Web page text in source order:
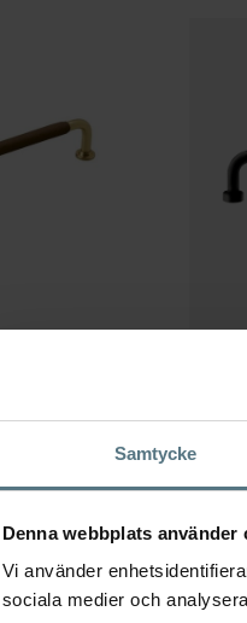
Samtycke
Denna webbplats använder
Vi använder
sociala medier och
läder svept brun
169